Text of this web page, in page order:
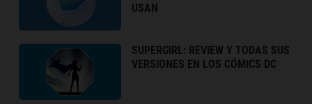
USAN
SUPERGIRL: REVIEW Y TODAS SUS
VERSIONES EN LOS CÓMICS DC